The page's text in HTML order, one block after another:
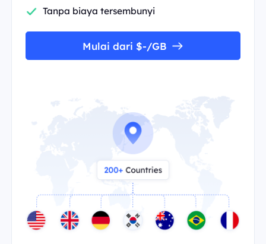
Tanpa biaya tersembunyi
Mulai dari $-/GB